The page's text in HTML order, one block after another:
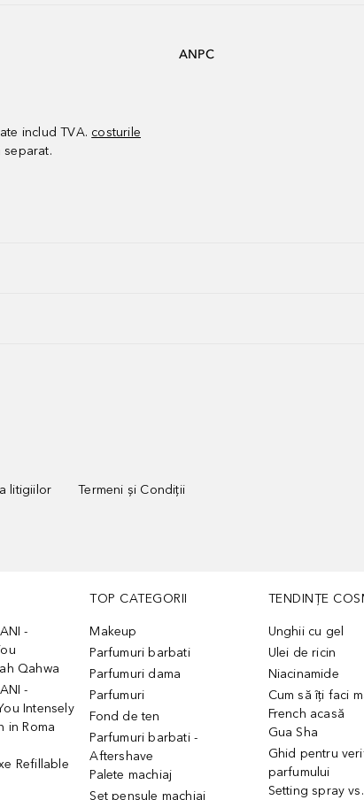
includ TVA. costurile
separat.
ANPC
litigiilor
Termeni și Condiții
-
Qahwa
-
Intensely
in Roma
Refillable
TOP CATEGORII
Makeup
Parfumuri barbati
Parfumuri dama
Parfumuri
Fond de ten
Parfumuri barbati -
Aftershave
Palete machiaj
Set pensule machiaj
TENDINȚE
Unghii cu gel
Ulei de ricin
Niacinamide
Cum să îți faci
French acasă
Gua Sha
Ghid pentru
parfumului
Setting spray